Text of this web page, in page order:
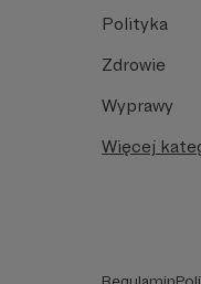
Polityka
Zdrowie
Wyprawy
Więcej
Regulamin